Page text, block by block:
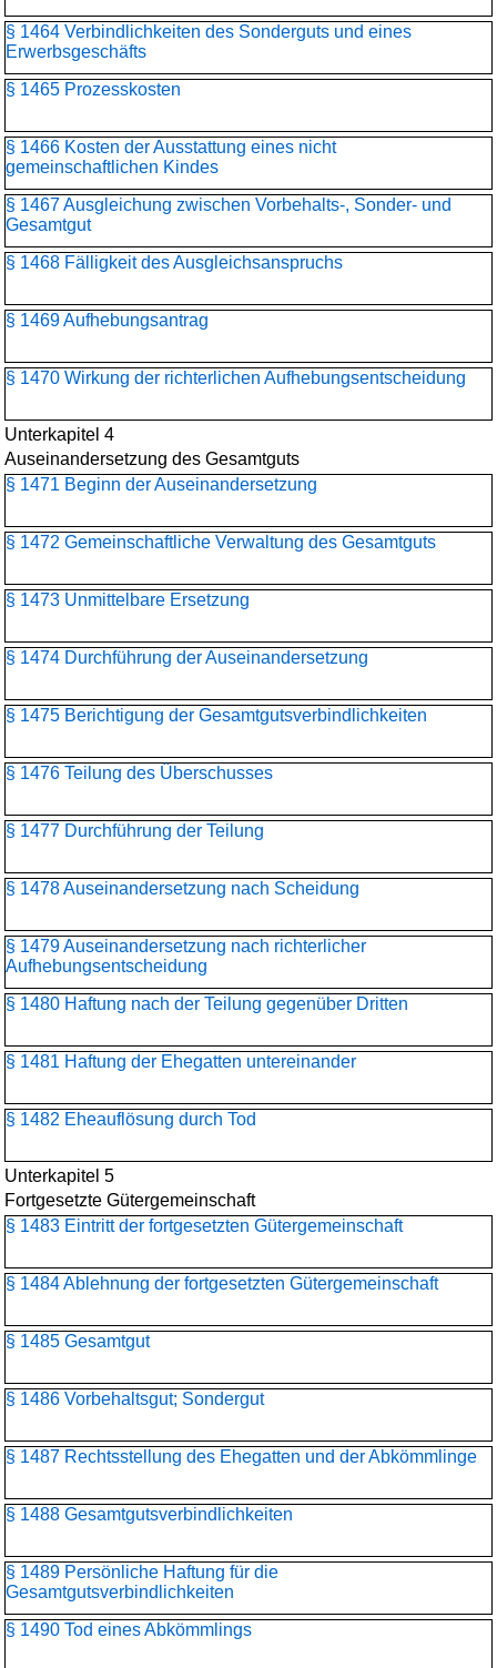
§ 1464 Verbindlichkeiten des Sonderguts und eines
Erwerbsgeschäfts
§ 1465 Prozesskosten
§ 1466 Kosten der Ausstattung eines nicht
gemeinschaftlichen Kindes
§ 1467 Ausgleichung zwischen Vorbehalts-, Sonder- und
Gesamtgut
§ 1468 Fälligkeit des Ausgleichsanspruchs
§ 1469 Aufhebungsantrag
§ 1470 Wirkung der richterlichen Aufhebungsentscheidung
Unterkapitel 4
Auseinandersetzung des Gesamtguts
§ 1471 Beginn der Auseinandersetzung
§ 1472 Gemeinschaftliche Verwaltung des Gesamtguts
§ 1473 Unmittelbare Ersetzung
§ 1474 Durchführung der Auseinandersetzung
§ 1475 Berichtigung der Gesamtgutsverbindlichkeiten
§ 1476 Teilung des Überschusses
§ 1477 Durchführung der Teilung
§ 1478 Auseinandersetzung nach Scheidung
§ 1479 Auseinandersetzung nach richterlicher
Aufhebungsentscheidung
§ 1480 Haftung nach der Teilung gegenüber Dritten
§ 1481 Haftung der Ehegatten untereinander
§ 1482 Eheauflösung durch Tod
Unterkapitel 5
Fortgesetzte Gütergemeinschaft
§ 1483 Eintritt der fortgesetzten Gütergemeinschaft
§ 1484 Ablehnung der fortgesetzten Gütergemeinschaft
§ 1485 Gesamtgut
§ 1486 Vorbehaltsgut; Sondergut
§ 1487 Rechtsstellung des Ehegatten und der Abkömmlinge
§ 1488 Gesamtgutsverbindlichkeiten
§ 1489 Persönliche Haftung für die
Gesamtgutsverbindlichkeiten
§ 1490 Tod eines Abkömmlings